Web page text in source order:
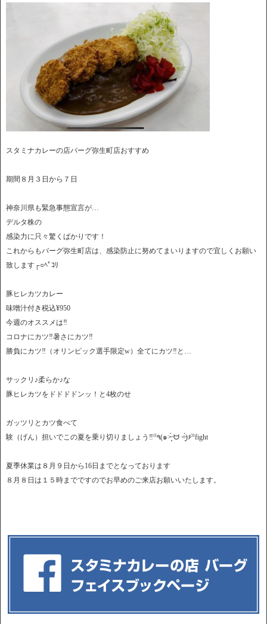
スタミナカレーの店バーグ弥生町店おすすめ
期間８月３日から７日
神奈川県も緊急事態宣言が…
デルタ株の
感染力に只々驚くばかりです！
これからもバーグ弥生町店は、感染防止に努めてまいりますので宜しくお願い
致します┌︎○︎ﾍﾟｺﾘ
豚ヒレカツカレー
味噌汁付き税込¥950
今週のオススメは‼︎
コロナにカツ‼︎暑さにカツ‼
︎勝負にカツ‼︎（オリンピック選手限定w）全てにカツ‼︎と…
サックリ♪柔らか♪な
豚ヒレカツをドドドドンッ！と4枚のせ
ガッツリとカツ食べて
験（げん）担いでこの夏を乗り切りましょう‼︎⁽⁽٩(๑˃̶͈̀ ᗨ ˂̶͈́)۶⁾⁾fight
夏季休業は８月９日から16日までとなっております
８月８日は１５時までですのでお早めのご来店お願いいたします。